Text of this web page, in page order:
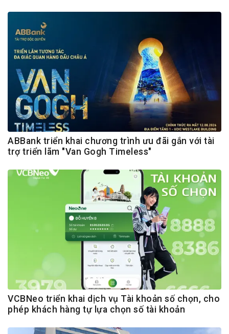
ABBank triển khai chương trình ưu đãi gắn với tài
trợ triển lãm "Van Gogh Timeless"
VCBNeo triển khai dịch vụ Tài khoản số chọn, cho
phép khách hàng tự lựa chọn số tài khoản